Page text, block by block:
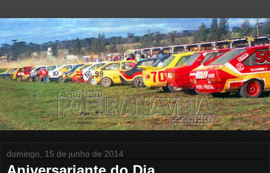
domingo, 15 de junho de 2014